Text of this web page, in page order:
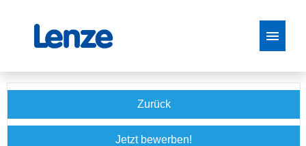
Stellenangebote
Zurück
Jetzt bewerben!